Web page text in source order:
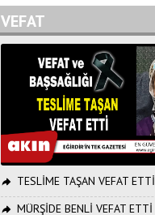
VEFAT
TESLİME TAŞAN VEFAT ETTİ
MÜRŞİDE BENLİ VEFAT ETTİ